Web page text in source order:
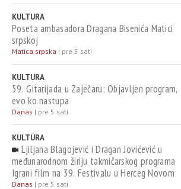
KULTURA
Poseta ambasadora Dragana Bisenića Matici
srpskoj
Matica srpska | pre 5 sati
KULTURA
59. Gitarijada u Zaječaru: Objavljen program,
evo ko nastupa
Danas | pre 5 sati
KULTURA
Ljiljana Blagojević i Dragan Jovićević u
međunarodnom žiriju takmičarskog programa
Igrani film na 39. Festivalu u Herceg Novom
Danas | pre 5 sati